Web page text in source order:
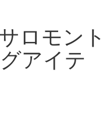
ロモント
アイテ